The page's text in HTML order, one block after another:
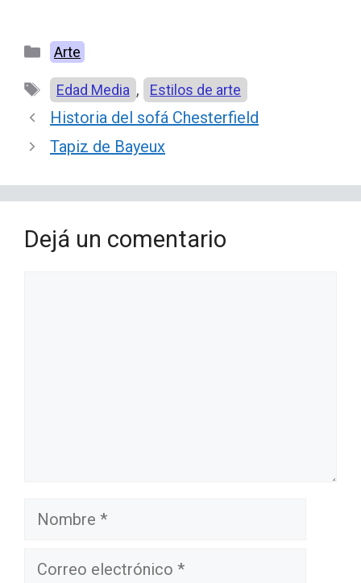
Categorías
Arte
Etiquetas
Edad Media , Estilos de arte
Historia del sofá Chesterfield
Tapiz de Bayeux
Dejá un comentario
Nombre
Correo